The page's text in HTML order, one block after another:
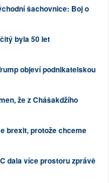
šachovnice: Boj o
byla 50 let
objeví podnikatelskou
že z Chášakdžího
brexit, protože chceme
dala více prostoru zprávě